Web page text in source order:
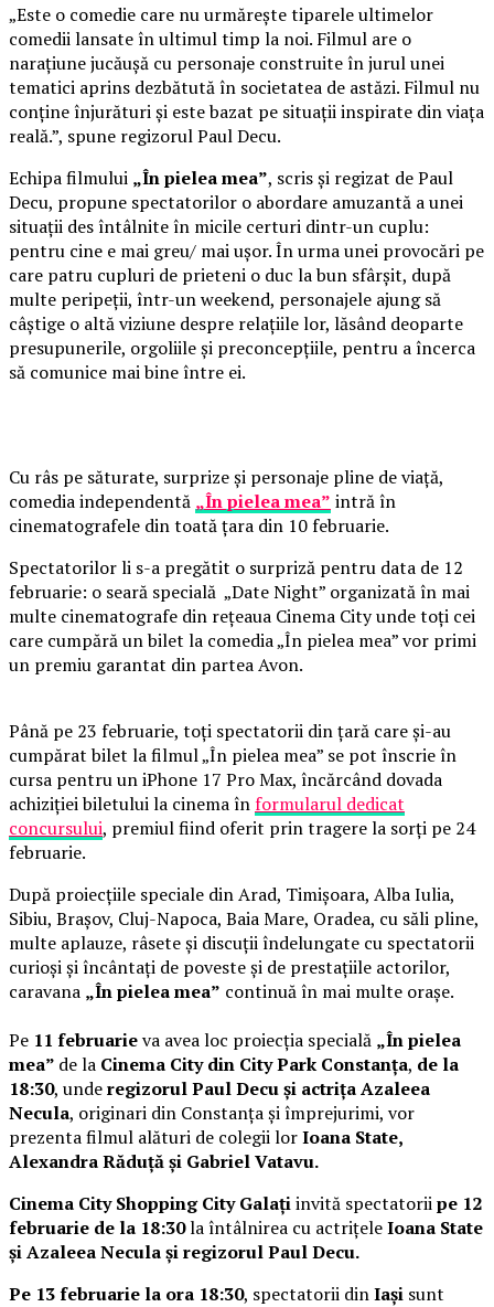
„Este o comedie care nu urmărește tiparele ultimelor
comedii lansate în ultimul timp la noi. Filmul are o
narațiune jucăușă cu personaje construite în jurul unei
tematici aprins dezbătută în societatea de astăzi. Filmul nu
conține înjurături și este bazat pe situații inspirate din viața
reală.”, spune regizorul Paul Decu.
Echipa filmului „În pielea mea”, scris și regizat de Paul
Decu, propune spectatorilor o abordare amuzantă a unei
situații des întâlnite în micile certuri dintr-un cuplu:
pentru cine e mai greu/ mai ușor. În urma unei provocări pe
care patru cupluri de prieteni o duc la bun sfârșit, după
multe peripeții, într-un weekend, personajele ajung să
câștige o altă viziune despre relațiile lor, lăsând deoparte
presupunerile, orgoliile și preconcepțiile, pentru a încerca
să comunice mai bine între ei.
Cu râs pe săturate, surprize și personaje pline de viață,
comedia independentă „În pielea mea” intră în
cinematografele din toată țara din 10 februarie.
Spectatorilor li s-a pregătit o surpriză pentru data de 12
februarie: o seară specială „Date Night” organizată în mai
multe cinematografe din rețeaua Cinema City unde toți cei
care cumpără un bilet la comedia „În pielea mea” vor primi
un premiu garantat din partea Avon.
Până pe 23 februarie, toți spectatorii din țară care și-au
cumpărat bilet la filmul „În pielea mea” se pot înscrie în
cursa pentru un iPhone 17 Pro Max, încărcând dovada
achiziției biletului la cinema înformularul dedicat
concursului, premiul fiind oferit prin tragere la sorți pe 24
februarie.
După proiecțiile speciale din Arad, Timișoara, Alba Iulia,
Sibiu, Brașov, Cluj-Napoca, Baia Mare, Oradea, cu săli pline,
multe aplauze, râsete și discuții îndelungate cu spectatorii
curioși și încântați de poveste și de prestațiile actorilor,
caravana „În pielea mea” continuă în mai multe orașe.
Pe 11 februarieva avea loc proiecția specială „În pielea
mea” de la Cinema City din City Park Constanța, de la
18:30, underegizorul Paul Decu și actrița Azaleea
Necula, originari din Constanța și împrejurimi, vor
prezenta filmul alături de colegii lorIoana State,
Alexandra Răduță și Gabriel Vatavu.
Cinema City Shopping City Galațiinvită spectatoriipe 12
februarie de la 18:30la întâlnirea cu actrițeleIoana State
și Azaleea Necula și regizorul Paul Decu.
Pe 13 februarie la ora 18:30, spectatorii dinIași sunt